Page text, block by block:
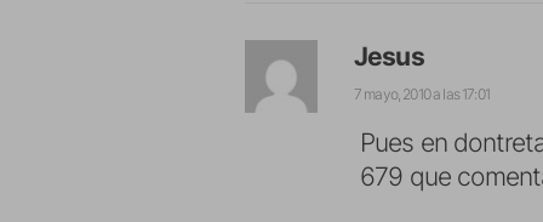
Jesus
7 mayo, 2010 a las 17:01
Pues en
679 que